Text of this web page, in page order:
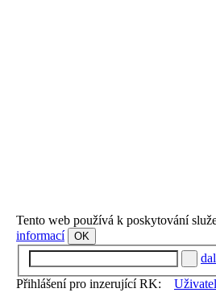
Tento web používá k poskytování
informací
OK
Přihlášení pro inzerující RK: